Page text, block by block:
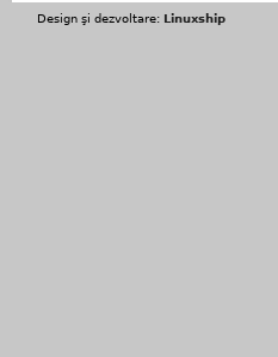
Design şi dezvoltare: Linuxship